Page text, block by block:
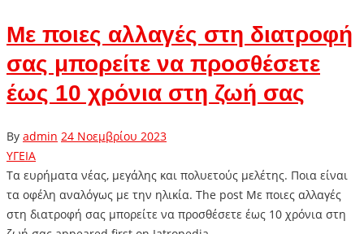
Με ποιες αλλαγές στη διατροφή
σας μπορείτε να προσθέσετε
έως 10 χρόνια στη ζωή σας
By admin 24 Νοεμβρίου 2023
ΥΓΕΙΑ
Τα ευρήματα νέας, μεγάλης και πολυετούς μελέτης. Ποια είναι
τα οφέλη αναλόγως με την ηλικία. The post Με ποιες αλλαγές
στη διατροφή σας μπορείτε να προσθέσετε έως 10 χρόνια στη